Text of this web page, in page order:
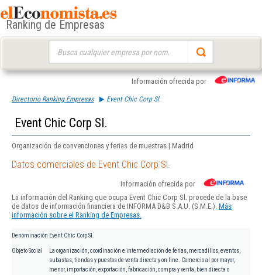
Ranking de Empresas
Información ofrecida por
Directorio Ranking Empresas Event Chic Corp Sl.
Event Chic Corp Sl.
Organización de convenciones y ferias de muestras | Madrid
Datos comerciales de Event Chic Corp Sl.
Información ofrecida por
La información del Ranking que ocupa Event Chic Corp Sl. procede de la base
de datos de información financiera de INFORMA D&B S.A.U. (S.M.E.). Más
información sobre el Ranking de Empresas.
Denominación Event Chic Corp Sl.
Objeto Social
La organización, coordinación e intermediación de ferias, mercadillos, eventos,
subastas, tiendas y puestos de venta directa y on line. Comercio al por mayor,
menor, importación, exportación, fabricación, compra y venta, bien directa o